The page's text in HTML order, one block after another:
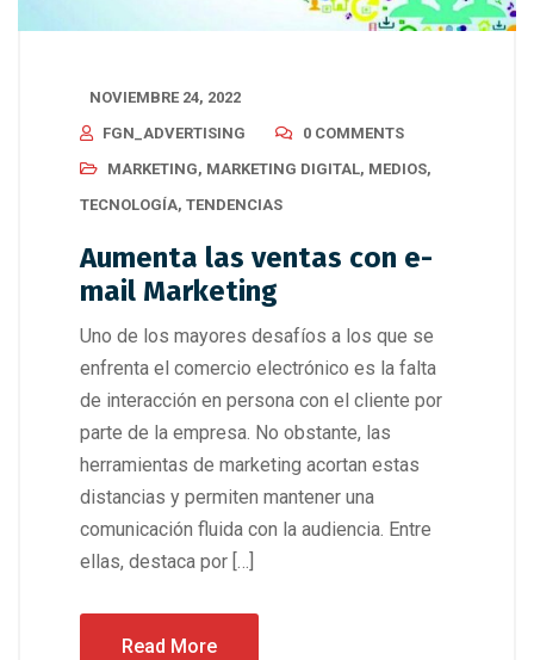
NOVIEMBRE 24, 2022
FGN_ADVERTISING
0 COMMENTS
MARKETING, MARKETING DIGITAL, MEDIOS,
TECNOLOGÍA, TENDENCIAS
Aumenta las ventas con e-
mail Marketing
Uno de los mayores desafíos a los que se
enfrenta el comercio electrónico es la falta
de interacción en persona con el cliente por
parte de la empresa. No obstante, las
herramientas de marketing acortan estas
distancias y permiten mantener una
comunicación fluida con la audiencia. Entre
ellas, destaca por […]
Read More